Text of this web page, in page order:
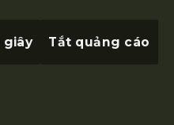
giây Tắt quảng cáo